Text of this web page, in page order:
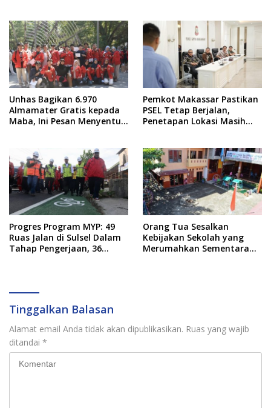
Unhas Bagikan 6.970
Almamater Gratis kepada
Maba, Ini Pesan Menyentuh
Pemkot Makassar Pastikan
PSEL Tetap Berjalan,
Penetapan Lokasi Masih
Progres Program MYP: 49
Ruas Jalan di Sulsel Dalam
Tahap Pengerjaan, 36
Orang Tua Sesalkan
Kebijakan Sekolah yang
Merumahkan Sementara
Tinggalkan Balasan
Alamat email Anda tidak akan dipublikasikan. Ruas yang wajib
ditandai *